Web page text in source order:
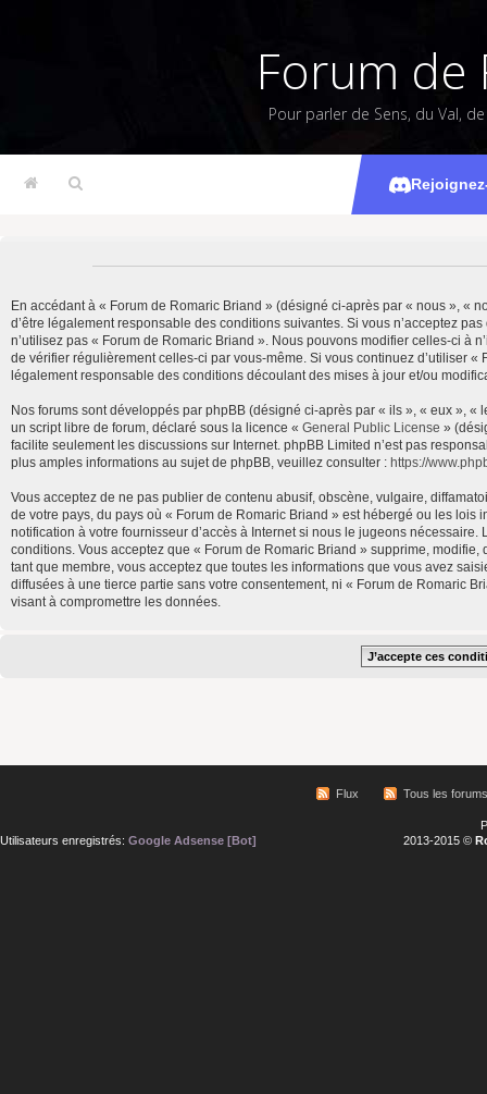
Forum de
Pour parler de Sens, du Val,
En accédant à « Forum de Romaric Briand » (désigné ci-après par « nous », «
d’être légalement responsable des conditions suivantes. Si vous n’acceptez
n’utilisez pas « Forum de Romaric Briand ». Nous pouvons modifier celles-ci à
de vérifier régulièrement celles-ci par vous-même. Si vous continuez d’utiliser
légalement responsable des conditions découlant des mises à jour et/ou
Nos forums sont développés par phpBB (désigné ci-après par « ils », « eux »,
un script libre de forum, déclaré sous la licence « General Public License »
facilite seulement les discussions sur Internet. phpBB Limited n’est pas
plus amples informations au sujet de phpBB, veuillez consulter : https://
Vous acceptez de ne pas publier de contenu abusif, obscène, vulgaire,
de votre pays, du pays où « Forum de Romaric Briand » est hébergé ou les
notification à votre fournisseur d’accès à Internet si nous le jugeons
conditions. Vous acceptez que « Forum de Romaric Briand » supprime,
tant que membre, vous acceptez que toutes les informations que vous avez
diffusées à une tierce partie sans votre consentement, ni « Forum de Romaric
visant à compromettre les données.
Flux Tous les forums
Utilisateurs enregistrés: Google Adsense [Bot]
2013-2015 ©